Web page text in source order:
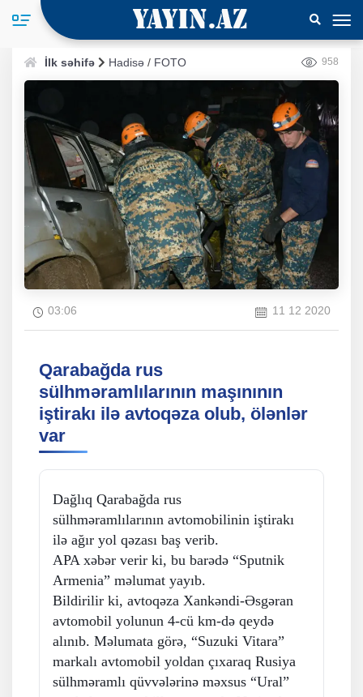
İlk səhifə Hadisə / FOTO 958
03:06 11 12 2020
Qarabağda rus
sülhməramlılarının maşınının
iştirakı ilə avtoqəza olub, ölənlər
var
Dağlıq Qarabağda rus
sülhməramlılarının avtomobilinin iştirakı
ilə ağır yol qəzası baş verib.
APA xəbər verir ki, bu barədə “Sputnik
Armenia” məlumat yayıb.
Bildirilir ki, avtoqəza Xankəndi-Əsgəran
avtomobil yolunun 4-cü km-də qeydə
alınıb. Məlumata görə, “Suzuki Vitara”
markalı avtomobil yoldan çıxaraq Rusiya
sülhməramlı qüvvələrinə məxsus “Ural”